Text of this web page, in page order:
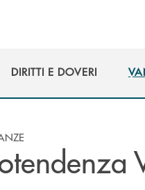
DIRITTI E DOVERI